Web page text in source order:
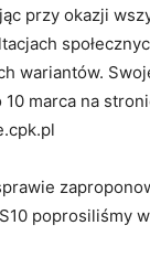
przy okazji
wariantów.
10 marca na
poprosiliśmy